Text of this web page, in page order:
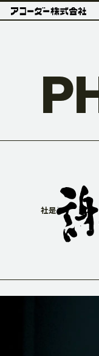
理念・組織体制
社是